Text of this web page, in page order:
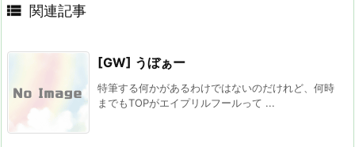
 関連記事
[GW] うぼぁー
特筆する何かがあるわけではないのだけれど、何時
までもTOPがエイプリルフールって ...